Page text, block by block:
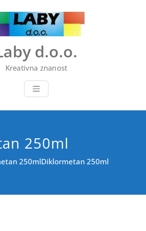
d.o.o.
Kreativna znanost
250ml
250mlDiklormetan 250ml